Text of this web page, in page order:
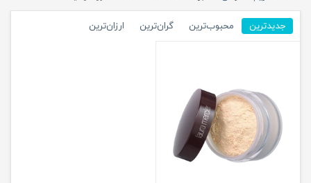
جدیدترین محبوب‌ترین گران‌ترین ارزان‌ترین